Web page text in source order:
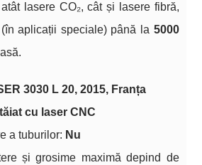
lasere CO₂, cât și lasere fibră,
(în aplicații speciale) până la 5000
3030 L 20, 2015, Franța
cu laser CNC
a tuburilor: Nu
și grosime maximă depind de